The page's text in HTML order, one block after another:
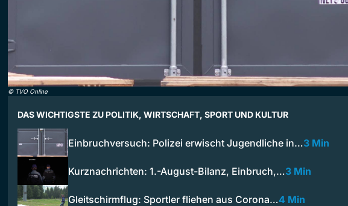
© TVO Online
DAS WICHTIGSTE ZU POLITIK, WIRTSCHAFT, SPORT UND KULTUR
Einbruchversuch: Polizei erwischt Jugendliche in…3 Min
Kurznachrichten: 1.-August-Bilanz, Einbruch,…3 Min
Gleitschirmflug: Sportler fliehen aus Corona…4 Min